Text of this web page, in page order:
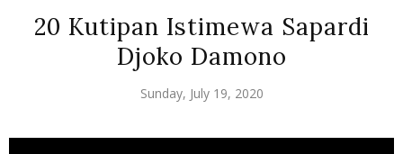
20 Kutipan Istimewa Sapardi
Djoko Damono
Sunday, July 19, 2020